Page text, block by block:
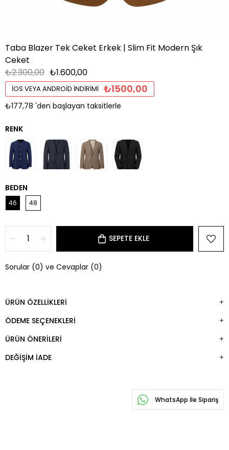
Taba Blazer Tek Ceket Erkek | Slim Fit Modern Şık
Ceket
₺2.300,00 ₺1.600,00
İOS VEYA ANDROID İNDIRIMI ₺1500,00
₺177,78 'den başlayan taksitlerle
BEDEN
46 48
Sorular (0) ve Cevaplar (0)
ÜRÜN ÖZELLIKLERI
ÖDEME SEÇENEKLERI
ÜRÜN ÖNERILERI
DEĞIŞIM İADE
WhatsApp İle Sipariş